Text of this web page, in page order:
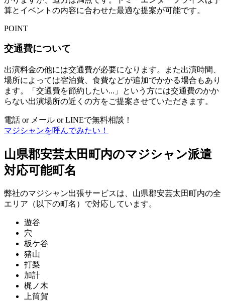
算とイベントの内容に合わせた最適な提案が可能です。
POINT
交通費について
出演料金の他には交通費が必要になります。また出演時間、
場所によっては宿泊費、食費などが追加でかかる場合もあり
ます。「交通費を節約したい...」という方には交通費のかか
らない出演場所の近くの方をご提案させていただきます。
電話 or メール or LINEで無料相談！
マジシャンを呼んでみたい！
山県郡安芸太田町内のマジシャン派遣
対応可能町名
弊社のマジシャン出張サービスは、山県郡安芸太田町内の全
エリア（以下の町名）で対応しています。
遊谷
穴
板ケ谷
猪山
打梨
加計
梶ノ木
上筒賀